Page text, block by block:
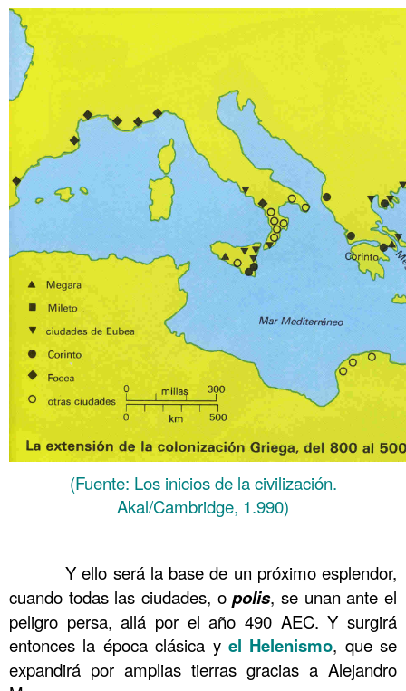
(Fuente: Los inicios de la civilización.
Akal/Cambridge, 1.990)
Y ello será la base de un próximo esplendor,
cuando todas las ciudades, opolis, se unan ante el
peligro persa, allá por el año 490 AEC. Y surgirá
entonces la época clásica y el Helenismo, que se
expandirá por amplias tierras gracias a Alejandro